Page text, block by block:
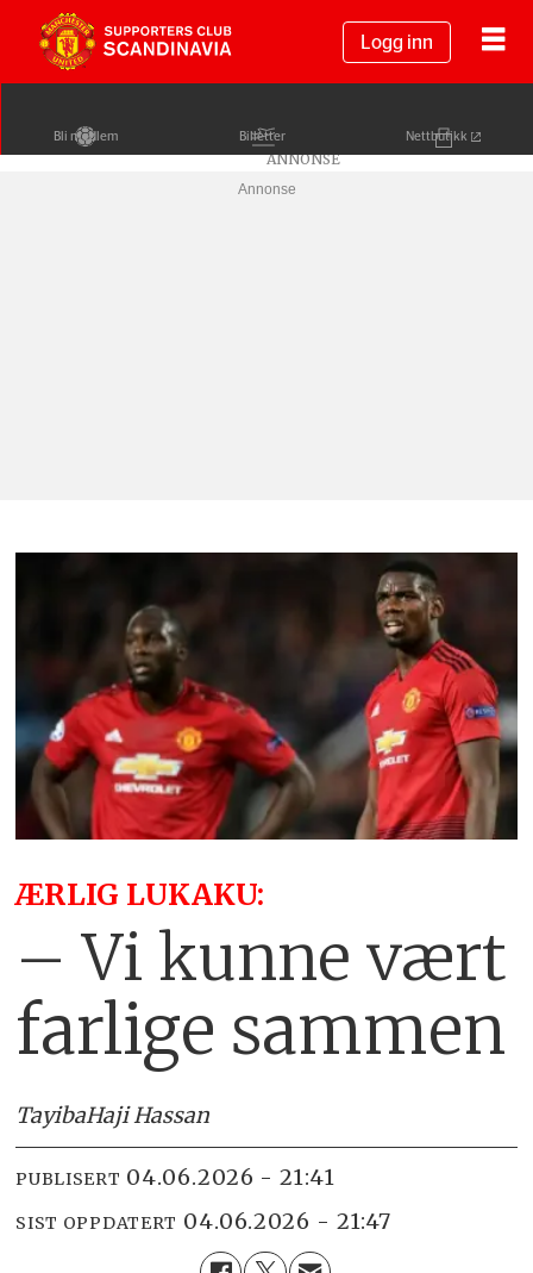
Logg inn
Bli medlem Billetter Nettbutikk
Annonse
ÆRLIG LUKAKU:
– Vi kunne vært
farlige sammen
TayibaHaji Hassan
PUBLISERT 04.06.2026 - 21:41
SIST OPPDATERT 04.06.2026 - 21:47